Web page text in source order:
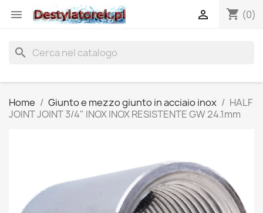
 shopping_cart (0)

search
Home Giunto e mezzo giunto in acciaio inox
HALF
JOINT JOINT 3/4" INOX INOX RESISTENTE GW 24.1mm